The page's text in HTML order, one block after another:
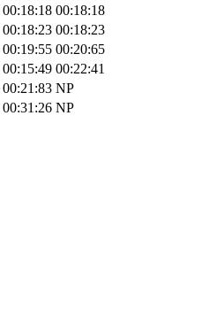
00:18:18 00:18:18
00:18:23 00:18:23
00:19:55 00:20:65
00:15:49 00:22:41
00:21:83 NP
00:31:26 NP